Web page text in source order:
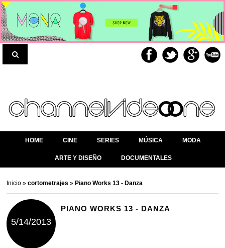
HOME CINE SERIES MÚSICA MODA
ARTE Y DISEÑO DOCUMENTALES
Inicio»cortometrajes» Piano Works 13 - Danza
5/14/2013
PIANO WORKS 13 - DANZA